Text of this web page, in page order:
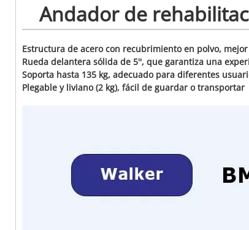
Andador de
Estructura de acero con recubrimiento en polvo,
Rueda delantera sólida de 5'', que garantiza una
Soporta hasta 135 kg, adecuado para diferentes
Plegable y liviano (2 kg), fácil de guardar o transportar